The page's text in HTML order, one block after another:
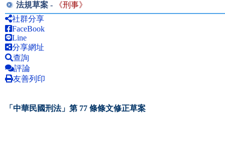
法規草案 - 《刑事》
社群分享
FaceBook
Line
分享網址
查詢
評論
友善列印
「中華民國刑法」第 77 條條文修正草案